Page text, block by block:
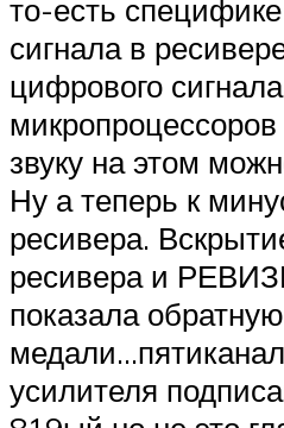
то-есть
сигнала в
цифрового
микропроцессоров
звуку на этом
Ну а теперь к
ресивера.
ресивера и
показала
усилителя